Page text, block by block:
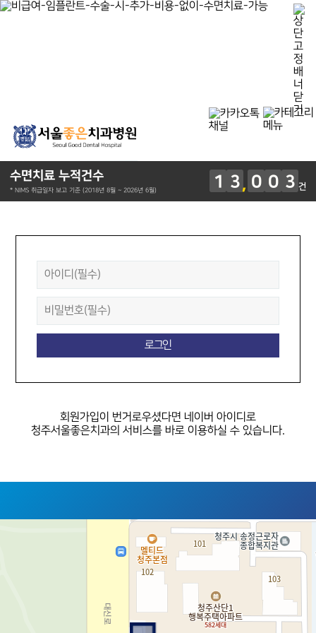
수면치료 누적건수
* NIMS 취급일자 보고 기준 (2018년 8월 ~ 2026년 6월) 1 3 0 0 3 건
회원가입이 번거로우셨다면 네이버 아이디로
청주서울좋은치과의 서비스를 바로 이용하실 수 있습니다.